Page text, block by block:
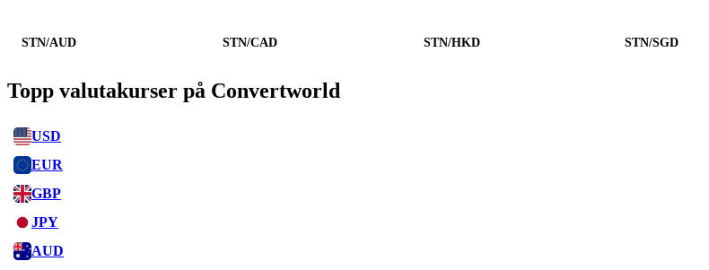
STN/AUD STN/CAD STN/HKD STN/SGD
Topp valutakurser på Convertworld
USD
EUR
GBP
JPY
AUD